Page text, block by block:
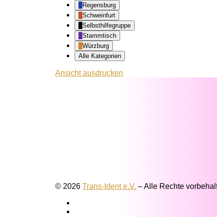
Regensburg
Schweinfurt
Selbsthilfegruppe
Stammtisch
Würzburg
Alle Kategorien
Ansichtausdrucken
© 2026 Trans-Ident e.V. –Alle Rechte